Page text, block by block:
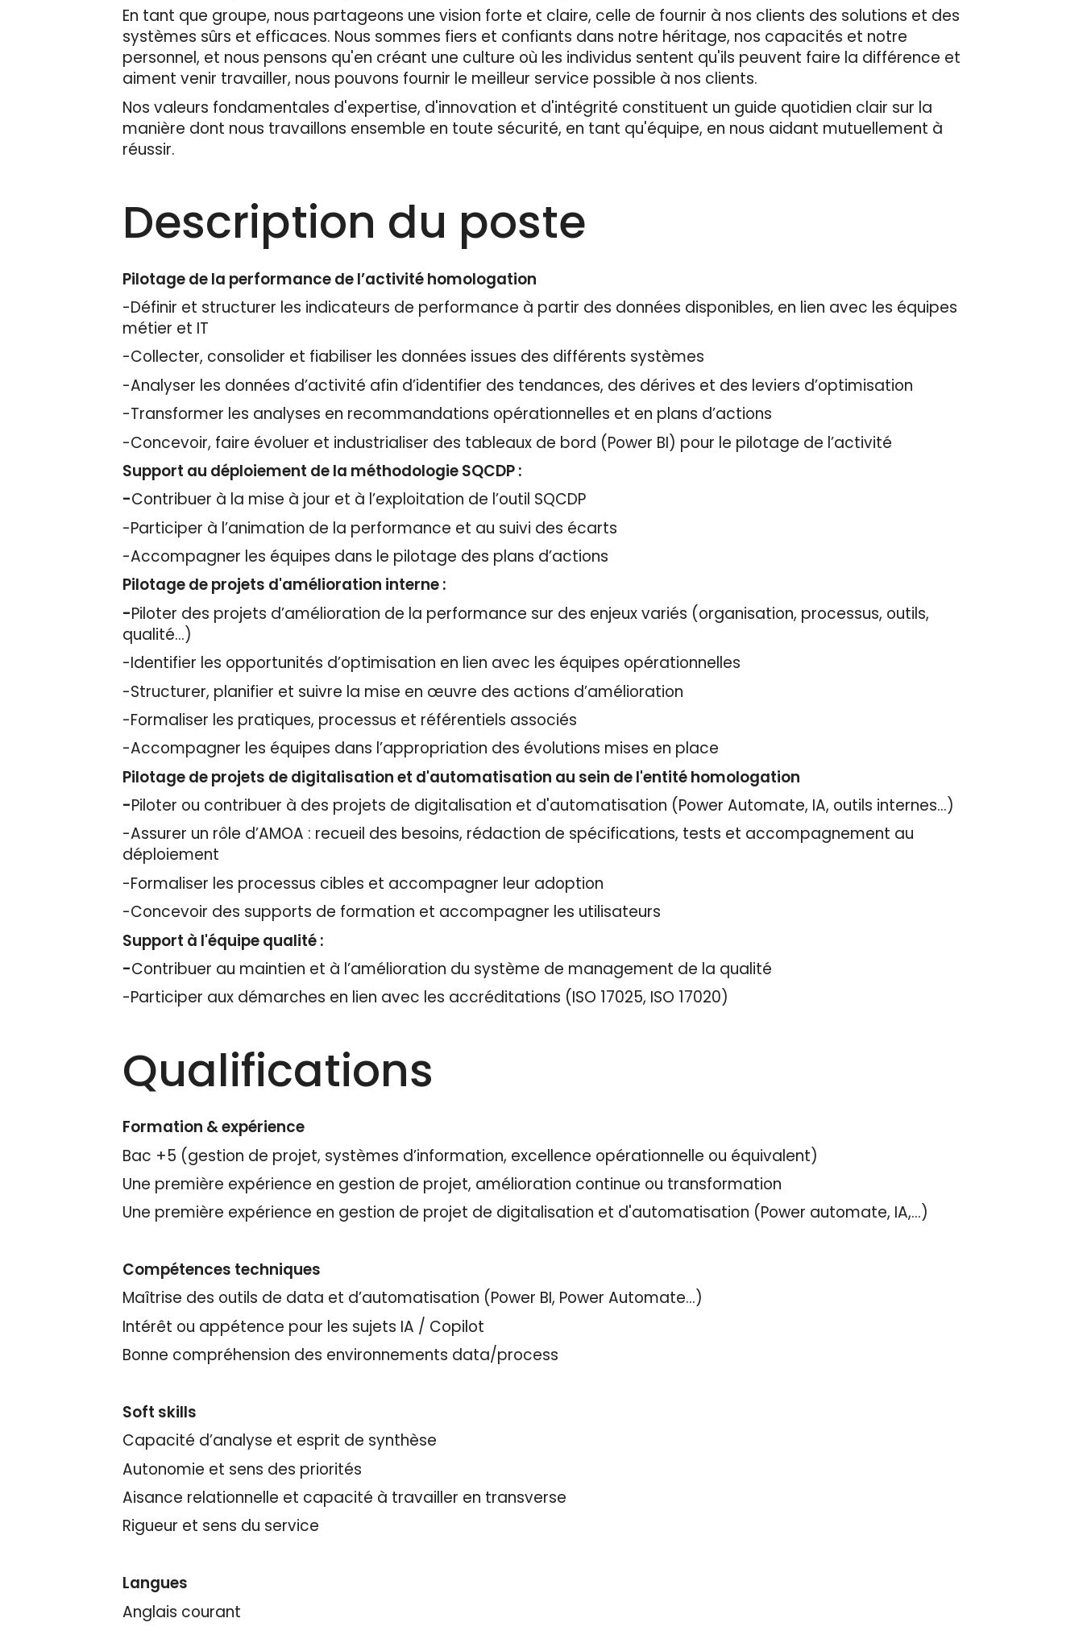
En tant que groupe, nous partageons une vision forte et claire, celle de fournir à nos clients des solutions et des
systèmes sûrs et efficaces. Nous sommes fiers et confiants dans notre héritage, nos capacités et notre
personnel, et nous pensons qu'en créant une culture où les individus sentent qu'ils peuvent faire la différence et
aiment venir travailler, nous pouvons fournir le meilleur service possible à nos clients.
Nos valeurs fondamentales d'expertise, d'innovation et d'intégrité constituent un guide quotidien clair sur la
manière dont nous travaillons ensemble en toute sécurité, en tant qu'équipe, en nous aidant mutuellement à
réussir.
Description du poste
Pilotage de la performance de l’activité homologation
-Définir et structurer les indicateurs de performance à partir des données disponibles, en lien avec les équipes
métier et IT
-Collecter, consolider et fiabiliser les données issues des différents systèmes
-Analyser les données d’activité afin d’identifier des tendances, des dérives et des leviers d’optimisation
-Transformer les analyses en recommandations opérationnelles et en plans d’actions
-Concevoir, faire évoluer et industrialiser des tableaux de bord (Power BI) pour le pilotage de l’activité
Support au déploiement de la méthodologie SQCDP :
-Contribuer à la mise à jour et à l’exploitation de l’outil SQCDP
-Participer à l’animation de la performance et au suivi des écarts
-Accompagner les équipes dans le pilotage des plans d’actions
Pilotage de projets d'amélioration interne :
-Piloter des projets d’amélioration de la performance sur des enjeux variés (organisation, processus, outils,
qualité…)
-Identifier les opportunités d’optimisation en lien avec les équipes opérationnelles
-Structurer, planifier et suivre la mise en œuvre des actions d’amélioration
-Formaliser les pratiques, processus et référentiels associés
-Accompagner les équipes dans l’appropriation des évolutions mises en place
Pilotage de projets de digitalisation et d'automatisation au sein de l'entité homologation
-Piloter ou contribuer à des projets de digitalisation et d'automatisation (Power Automate, IA, outils internes…)
-Assurer un rôle d’AMOA : recueil des besoins, rédaction de spécifications, tests et accompagnement au
déploiement
-Formaliser les processus cibles et accompagner leur adoption
-Concevoir des supports de formation et accompagner les utilisateurs
Support à l'équipe qualité :
-Contribuer au maintien et à l’amélioration du système de management de la qualité
-Participer aux démarches en lien avec les accréditations (ISO 17025, ISO 17020)
Qualifications
Formation & expérience
Bac +5 (gestion de projet, systèmes d’information, excellence opérationnelle ou équivalent)
Une première expérience en gestion de projet, amélioration continue ou transformation
Une première expérience en gestion de projet de digitalisation et d'automatisation (Power automate, IA,…)
Compétences techniques
Maîtrise des outils de data et d’automatisation (Power BI, Power Automate…)
Intérêt ou appétence pour les sujets IA / Copilot
Bonne compréhension des environnements data/process
Soft skills
Capacité d’analyse et esprit de synthèse
Autonomie et sens des priorités
Aisance relationnelle et capacité à travailler en transverse
Rigueur et sens du service
Langues
Anglais courant